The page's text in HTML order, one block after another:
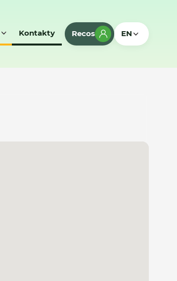
Kontakty Recos EN